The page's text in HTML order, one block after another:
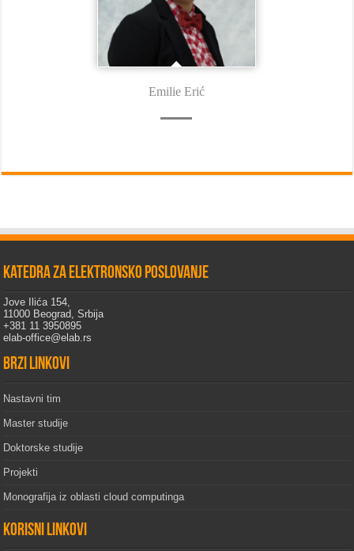
Emilie Erić
Katedra za elektronsko poslovanje
Jove Ilića 154,
11000 Beograd, Srbija
+381 11 3950895
elab-office@elab.rs
Brzi linkovi
Nastavni tim
Master studije
Doktorske studije
Projekti
Monografija iz oblasti cloud computinga
Korisni linkovi